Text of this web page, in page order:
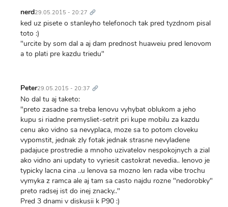
nerd29.05.2015 - 20:27 odkaz
ked uz pisete o stanleyho telefonoch tak pred tyzdnom pisal
toto :)
"urcite by som dal a aj dam prednost huaweiu pred lenovom
a to plati pre kazdu triedu"
Peter29.05.2015 - 20:37 odkaz
No dal tu aj taketo:
"preto zasadne sa treba lenovu vyhybat oblukom a jeho
kupu si riadne premysliet-setrit pri kupe mobilu za kazdu
cenu ako vidno sa nevyplaca, moze sa to potom cloveku
vypomstit, jednak zly fotak jednak strasne nevyladene
padajuce prostredie a mnoho uzivatelov nespokojnych a zial
ako vidno ani updaty to vyriesit castokrat nevedia.. lenovo je
typicky lacna cina ..u lenova sa mozno len rada vibe trochu
vymyka z ramca ale aj tam sa casto najdu rozne "nedorobky"
preto radsej ist do inej znacky.."
Pred 3 dnami v diskusii k P90 :)